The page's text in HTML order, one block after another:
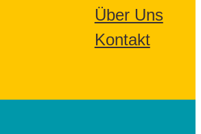
Über Uns
Kontakt